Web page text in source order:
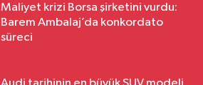
Maliyet krizi Borsa şirketini vurdu:
Barem Ambalaj’da konkordato
süreci